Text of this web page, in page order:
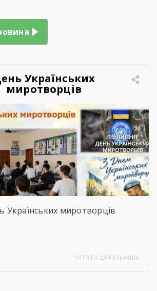
Українських
миротворців
Українських миротворців
Читати детальніше